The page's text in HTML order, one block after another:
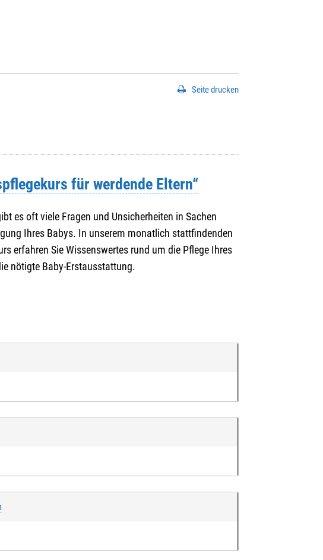
Seite drucken
für werdende Eltern“
es oft viele Fragen und Unsicherheiten in Sachen
Ihres Babys. In unserem monatlich stattfindenden
erfahren Sie Wissenswertes rund um die Pflege Ihres
nötigte Baby-Erstausstattung.